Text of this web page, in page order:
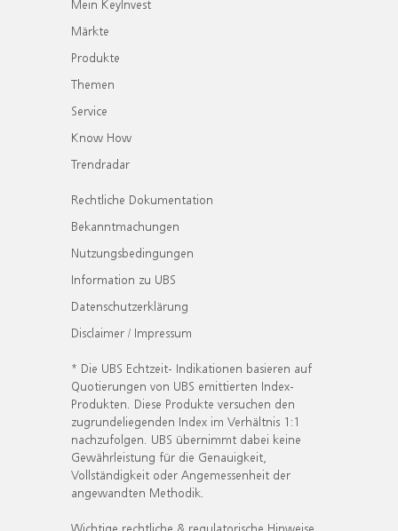
Mein KeyInvest
Märkte
Produkte
Themen
Service
Know How
Trendradar
Rechtliche Dokumentation
Bekanntmachungen
Nutzungsbedingungen
Information zu UBS
Datenschutzerklärung
Disclaimer / Impressum
* Die UBS Echtzeit- Indikationen basieren auf
Quotierungen von UBS emittierten Index-
Produkten. Diese Produkte versuchen den
zugrundeliegenden Index im Verhältnis 1:1
nachzufolgen. UBS übernimmt dabei keine
Gewährleistung für die Genauigkeit,
Vollständigkeit oder Angemessenheit der
angewandten Methodik.